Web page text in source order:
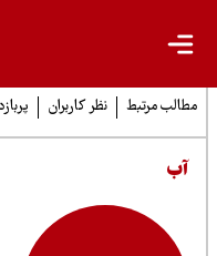
مرتبط نظر کاربران پربازدیدها